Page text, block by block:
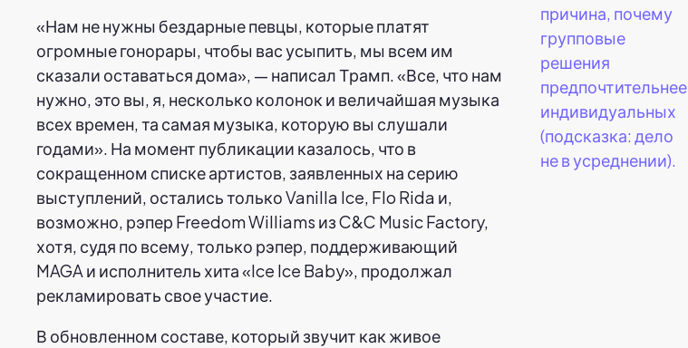
«Нам не нужны бездарные певцы, которые платят
огромные гонорары, чтобы вас усыпить, мы всем им
сказали оставаться дома», — написал Трамп. «Все, что нам
нужно, это вы, я, несколько колонок и величайшая музыка
всех времен, та самая музыка, которую вы слушали
годами». На момент публикации казалось, что в
сокращенном списке артистов, заявленных на серию
выступлений, остались только Vanilla Ice, Flo Rida и,
возможно, рэпер Freedom Williams из C&C Music Factory,
хотя, судя по всему, только рэпер, поддерживающий
MAGA и исполнитель хита «Ice Ice Baby», продолжал
рекламировать свое участие.
В обновленном составе, который звучит как живое
причина, почему
групповые
решения
предпочтительнее
индивидуальных
(подсказка: дело
не в усреднении).